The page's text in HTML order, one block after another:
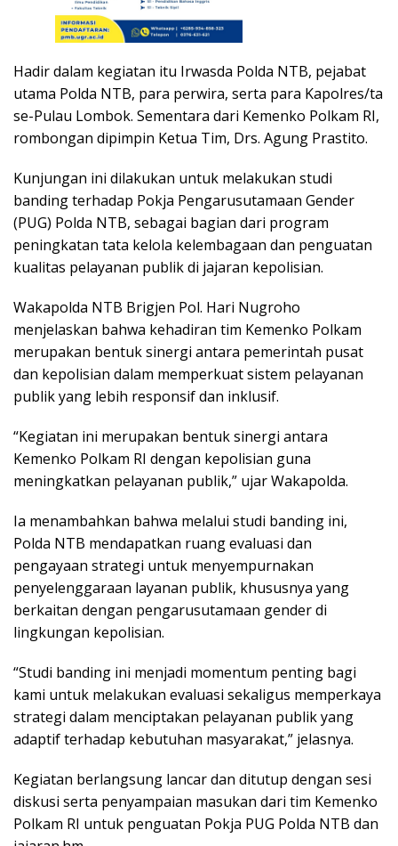
Hadir dalam kegiatan itu Irwasda Polda NTB, pejabat
utama Polda NTB, para perwira, serta para Kapolres/ta
se-Pulau Lombok. Sementara dari Kemenko Polkam RI,
rombongan dipimpin Ketua Tim, Drs. Agung Prastito.
Kunjungan ini dilakukan untuk melakukan studi
banding terhadap Pokja Pengarusutamaan Gender
(PUG) Polda NTB, sebagai bagian dari program
peningkatan tata kelola kelembagaan dan penguatan
kualitas pelayanan publik di jajaran kepolisian.
Wakapolda NTB Brigjen Pol. Hari Nugroho
menjelaskan bahwa kehadiran tim Kemenko Polkam
merupakan bentuk sinergi antara pemerintah pusat
dan kepolisian dalam memperkuat sistem pelayanan
publik yang lebih responsif dan inklusif.
“Kegiatan ini merupakan bentuk sinergi antara
Kemenko Polkam RI dengan kepolisian guna
meningkatkan pelayanan publik,” ujar Wakapolda.
Ia menambahkan bahwa melalui studi banding ini,
Polda NTB mendapatkan ruang evaluasi dan
pengayaan strategi untuk menyempurnakan
penyelenggaraan layanan publik, khususnya yang
berkaitan dengan pengarusutamaan gender di
lingkungan kepolisian.
“Studi banding ini menjadi momentum penting bagi
kami untuk melakukan evaluasi sekaligus memperkaya
strategi dalam menciptakan pelayanan publik yang
adaptif terhadap kebutuhan masyarakat,” jelasnya.
Kegiatan berlangsung lancar dan ditutup dengan sesi
diskusi serta penyampaian masukan dari tim Kemenko
Polkam RI untuk penguatan Pokja PUG Polda NTB dan